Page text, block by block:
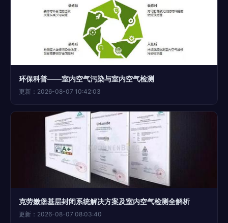
环保科普——室内空气污染与室内空气检测
更新：2026-08-07 10:42:03
克劳嫩堡基层封闭系统解决方案及室内空气检测全解析
更新：2026-08-07 08:03:40